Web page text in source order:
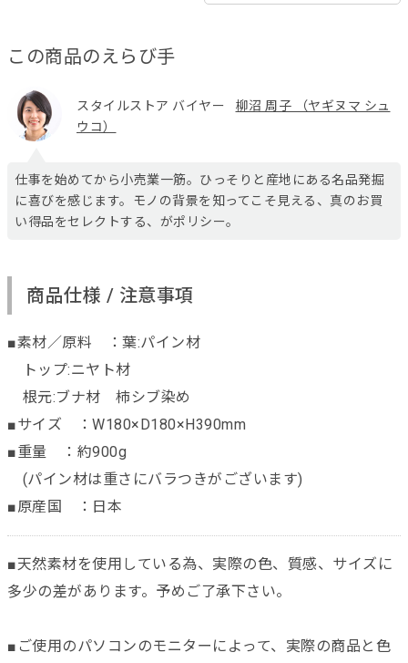
この商品のえらび手
スタイルストア バイヤー
柳沼 周子 （ヤギヌマ シュ
ウコ）
仕事を始めてから小売業一筋。ひっそりと産地にある名品発掘
に喜びを感じます。モノの背景を知ってこそ見える、真のお買
い得品をセレクトする、がポリシー。
商品仕様 / 注意事項
■素材／原料 ：葉:パイン材
トップ:ニヤト材
根元:ブナ材 柿シブ染め
■サイズ ：W180×D180×H390mm
■重量 ：約900g
(パイン材は重さにバラつきがございます)
■原産国 ：日本
■天然素材を使用している為、実際の色、質感、サイズに
多少の差があります。予めご了承下さい。
■ご使用のパソコンのモニターによって、実際の商品と色